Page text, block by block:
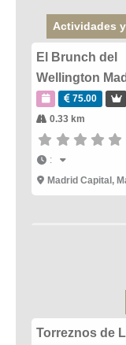
Actividades
El Brunch del
Wellington
75.00
0.33 km
:
Madrid Capital ,
Torreznos de